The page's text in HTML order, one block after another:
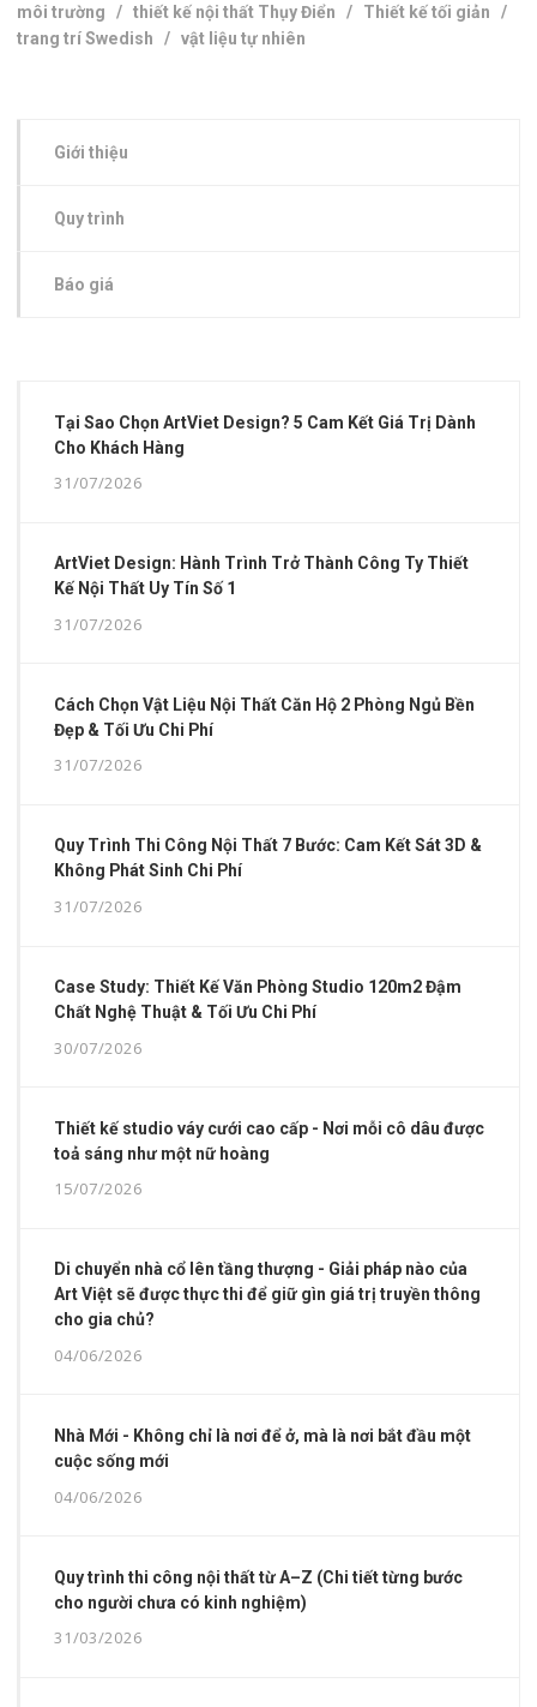
môi trường /thiết kế nội thất Thụy Điển / Thiết kế tối giản /
trang trí Swedish /vật liệu tự nhiên
Giới thiệu
Quy trình
Báo giá
Tại Sao Chọn ArtViet Design? 5 Cam Kết Giá Trị Dành
Cho Khách Hàng
31/07/2026
ArtViet Design: Hành Trình Trở Thành Công Ty Thiết
Kế Nội Thất Uy Tín Số 1
31/07/2026
Cách Chọn Vật Liệu Nội Thất Căn Hộ 2 Phòng Ngủ Bền
Đẹp & Tối Ưu Chi Phí
31/07/2026
Quy Trình Thi Công Nội Thất 7 Bước: Cam Kết Sát 3D &
Không Phát Sinh Chi Phí
31/07/2026
Case Study: Thiết Kế Văn Phòng Studio 120m2 Đậm
Chất Nghệ Thuật & Tối Ưu Chi Phí
30/07/2026
Thiết kế studio váy cưới cao cấp - Nơi mỗi cô dâu được
toả sáng như một nữ hoàng
15/07/2026
Di chuyển nhà cổ lên tầng thượng - Giải pháp nào của
Art Việt sẽ được thực thi để giữ gìn giá trị truyền thông
cho gia chủ?
04/06/2026
Nhà Mới - Không chỉ là nơi để ở, mà là nơi bắt đầu một
cuộc sống mới
04/06/2026
Quy trình thi công nội thất từ A–Z (Chi tiết từng bước
cho người chưa có kinh nghiệm)
31/03/2026